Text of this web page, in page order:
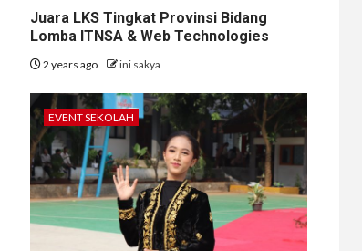
Juara LKS Tingkat Provinsi Bidang
Lomba ITNSA & Web Technologies
2 years ago ini sakya
EVENT SEKOLAH